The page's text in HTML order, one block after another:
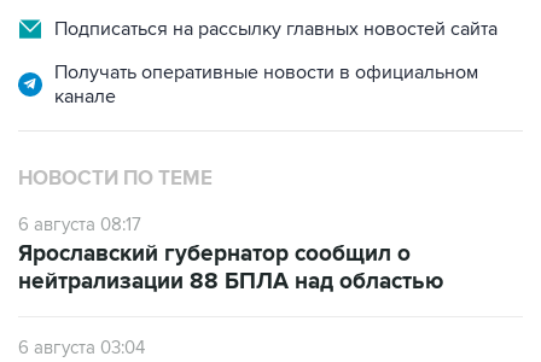
Подписаться на рассылку главных новостей сайта
Получать оперативные новости в официальном
канале
НОВОСТИ ПО ТЕМЕ
6 августа 08:17
Ярославский губернатор сообщил о
нейтрализации 88 БПЛА над областью
6 августа 03:04